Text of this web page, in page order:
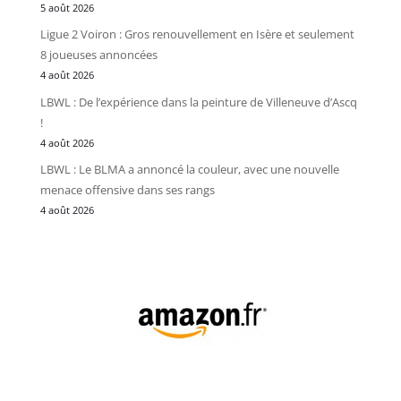
5 août 2026
Ligue 2 Voiron : Gros renouvellement en Isère et seulement
8 joueuses annoncées
4 août 2026
LBWL : De l’expérience dans la peinture de Villeneuve d’Ascq
!
4 août 2026
LBWL : Le BLMA a annoncé la couleur, avec une nouvelle
menace offensive dans ses rangs
4 août 2026